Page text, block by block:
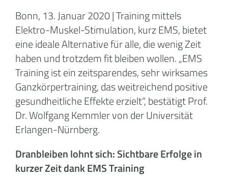
Bonn, 13. Januar 2020 | Training mittels
Elektro-Muskel-Stimulation, kurz EMS, bietet
eine ideale Alternative für alle, die wenig Zeit
haben und trotzdem fit bleiben wollen. „EMS
Training ist ein zeitsparendes, sehr wirksames
Ganzkörpertraining, das weitreichend positive
gesundheitliche Effekte erzielt“, bestätigt Prof.
Dr. Wolfgang Kemmler von der Universität
Erlangen-Nürnberg.
Dranbleiben lohnt sich: Sichtbare Erfolge in
kurzer Zeit dank EMS Training